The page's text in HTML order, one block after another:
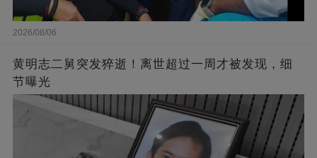
2026/08/06
黄明志二舅突发猝逝！离世超过一周才被发现，细
节曝光